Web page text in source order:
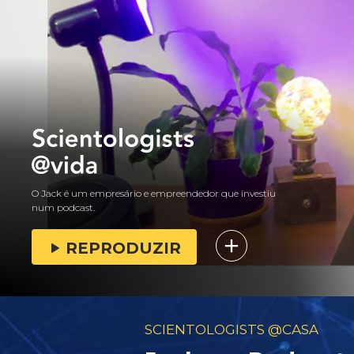
O Jack é um empresário e empreendedor que investiu
num podcast.
REPRODUZIR
SCIENTOLOGISTS @CASA